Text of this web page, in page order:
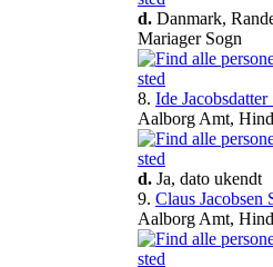
d. Danmark,
Mariager Sogn
8. Ide Jacobsdatter
Aalborg Amt,
d. Ja, dato ukendt
9. Claus Jacobsen
Aalborg Amt,